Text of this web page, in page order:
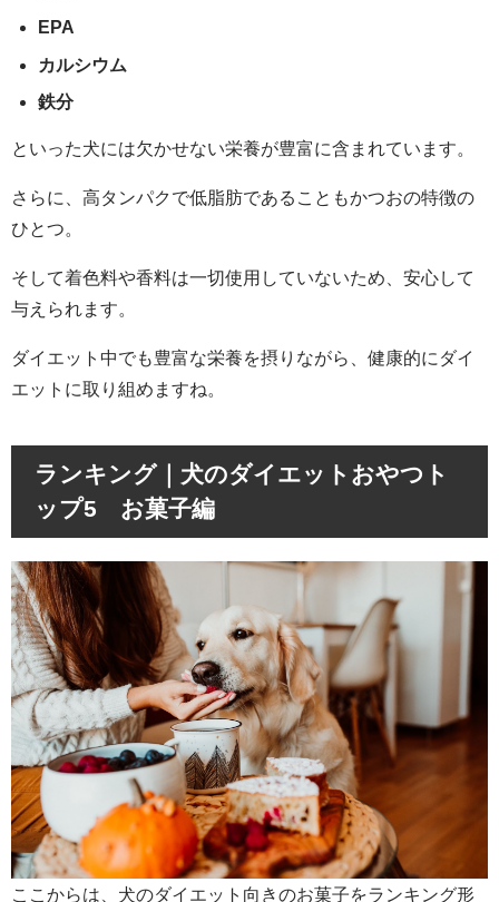
EPA
カルシウム
鉄分
といった犬には欠かせない栄養が豊富に含まれています。
さらに、高タンパクで低脂肪であることもかつおの特徴の
ひとつ。
そして着色料や香料は一切使用していないため、安心して
与えられます。
ダイエット中でも豊富な栄養を摂りながら、健康的にダイ
エットに取り組めますね。
ランキング｜犬のダイエットおやつト
ップ5 お菓子編
ここからは、犬のダイエット向きのお菓子をランキング形